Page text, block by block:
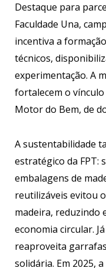
Destaque para
Faculdade Una,
incentiva a
técnicos,
experimentação. A
fortalecem o
Motor do Bem, de
A sustentabilidade
estratégico da FPT:
embalagens de
reutilizáveis evitou
madeira, reduzindo
economia circular.
reaproveita
solidária. Em 2025,